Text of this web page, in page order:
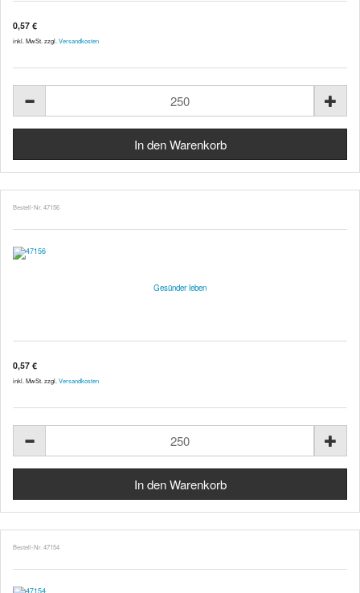
0,57 €
inkl. MwSt. zzgl. Versandkosten
Bestell-Nr. 47156
Gesünder leben
0,57 €
inkl. MwSt. zzgl. Versandkosten
Bestell-Nr. 47154